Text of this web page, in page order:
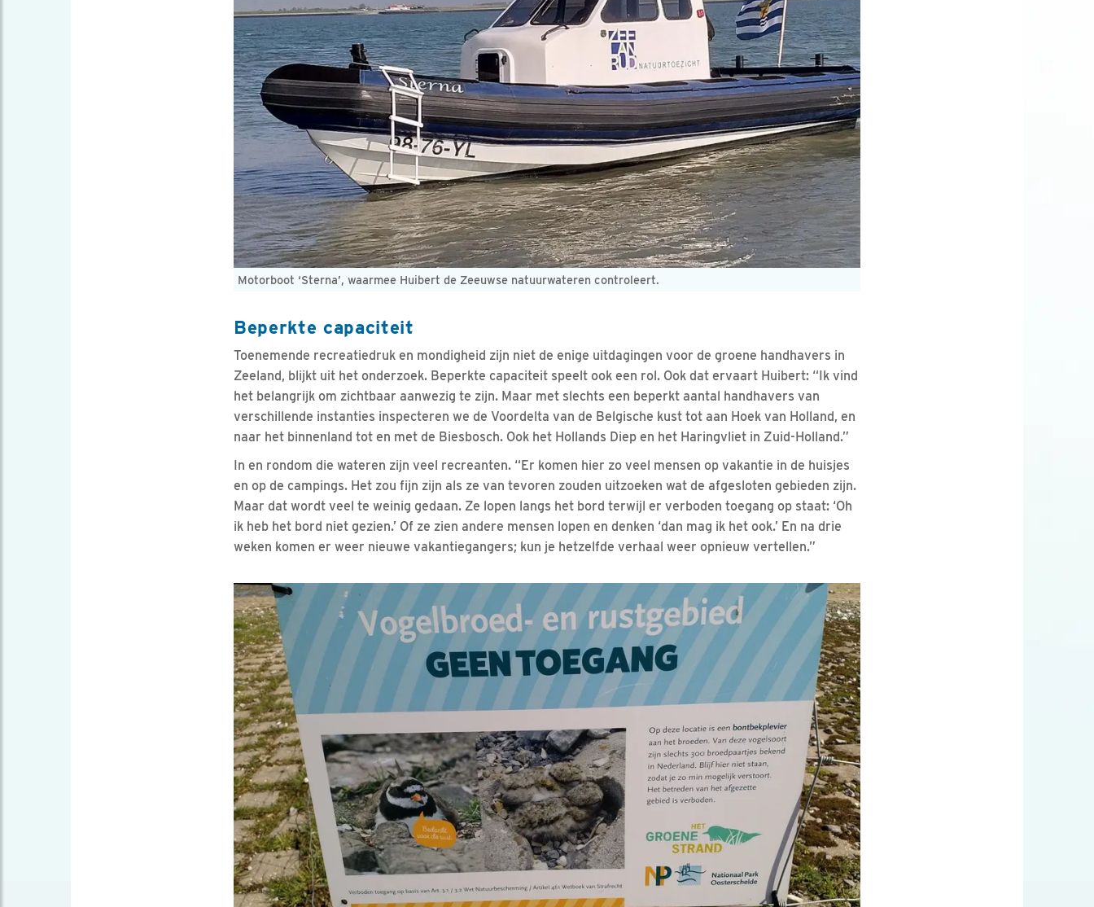
Motorboot ‘Sterna’, waarmee Huibert de Zeeuwse natuurwateren controleert.
Beperkte capaciteit
Toenemende recreatiedruk en mondigheid zijn niet de enige uitdagingen voor de groene handhavers in
Zeeland, blijkt uit het onderzoek. Beperkte capaciteit speelt ook een rol. Ook dat ervaart Huibert: “Ik vind
het belangrijk om zichtbaar aanwezig te zijn. Maar met slechts een beperkt aantal handhavers van
verschillende instanties inspecteren we de Voordelta van de Belgische kust tot aan Hoek van Holland, en
naar het binnenland tot en met de Biesbosch. Ook het Hollands Diep en het Haringvliet in Zuid-Holland.”
In en rondom die wateren zijn veel recreanten. “Er komen hier zo veel mensen op vakantie in de huisjes
en op de campings. Het zou fijn zijn als ze van tevoren zouden uitzoeken wat de afgesloten gebieden zijn.
Maar dat wordt veel te weinig gedaan. Ze lopen langs het bord terwijl er verboden toegang op staat: ‘Oh
ik heb het bord niet gezien.’ Of ze zien andere mensen lopen en denken ‘dan mag ik het ook.’ En na drie
weken komen er weer nieuwe vakantiegangers; kun je hetzelfde verhaal weer opnieuw vertellen.”